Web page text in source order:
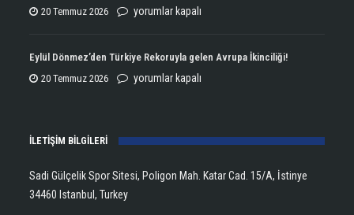
Şampiyonluğun
Aldı!
20 Temmuz 2026
ENKA
Şampiyonu
Lanlana
yorumlar kapalı
Eylül Dönmez’den Türkiye Rekoruyla gelen Avrupa İkinciliği!
20 Temmuz 2026
Eylül
Rekoruyla
Avrupa
yorumlar kapalı
İLETİŞİM BİLGİLERİ
Sadi Gülçelik Spor Sitesi, Poligon Mah. Katar Cad. 15/A, İstinye
34460 Istanbul, Turkey